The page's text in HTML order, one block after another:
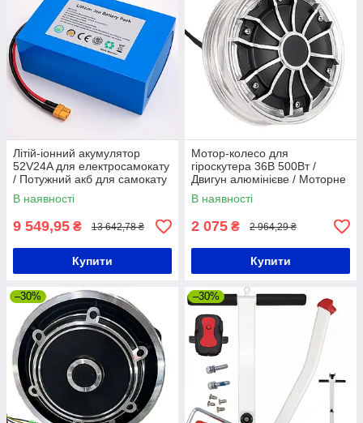
Літій-іонний акумулятор
52V24A для електросамокату
/ Потужний акб для самокату
/ Акумулятор Li-Ion
В наявності
9 549,95 ₴ 13 642,78 ₴
Купити
Мотор-колесо для
гіроскутера 36В 500Вт /
Двигун алюмінієве / Моторне
колесо для гіроборда
В наявності
2 075 ₴ 2 964,29 ₴
Купити
–30% –30%